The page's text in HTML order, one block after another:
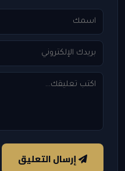
إرسال التعليق